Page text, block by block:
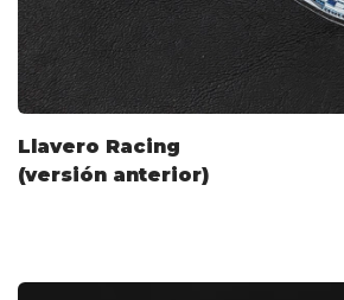
Llavero Racing
(versión anterior)